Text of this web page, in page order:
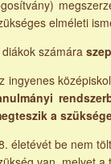
elméleti
diákok számára
ingyenes
a
életévét be nem